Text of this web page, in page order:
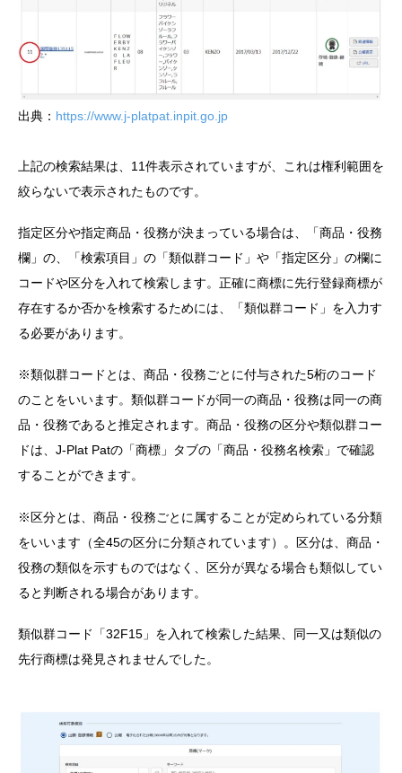
出典： https://www.j-platpat.inpit.go.jp
上記の検索結果は、11件表示されていますが、これは権利範囲を
絞らないで表示されたものです。
指定区分や指定商品・役務が決まっている場合は、「商品・役務
欄」の、「検索項目」の「類似群コード」や「指定区分」の欄に
コードや区分を入れて検索します。正確に商標に先行登録商標が
存在するか否かを検索するためには、「類似群コード」を入力す
る必要があります。
※類似群コードとは、商品・役務ごとに付与された5桁のコード
のことをいいます。類似群コードが同一の商品・役務は同一の商
品・役務であると推定されます。商品・役務の区分や類似群コー
ドは、J-Plat Patの「商標」タブの「商品・役務名検索」で確認
することができます。
※区分とは、商品・役務ごとに属することが定められている分類
をいいます（全45の区分に分類されています）。区分は、商品・
役務の類似を示すものではなく、区分が異なる場合も類似してい
ると判断される場合があります。
類似群コード「32F15」を入れて検索した結果、同一又は類似の
先行商標は発見されませんでした。